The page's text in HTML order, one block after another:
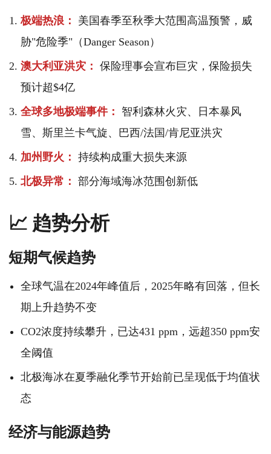
极端热浪：
美国春季至秋季大范围高温预警，威
胁"危险季"（Danger Season）
澳大利亚洪灾： 保险理事会宣布巨灾，保险损失
预计超$4亿
全球多地极端事件：
智利森林火灾、日本暴风
雪、斯里兰卡气旋、巴西/法国/肯尼亚洪灾
加州野火： 持续构成重大损失来源
北极异常： 部分海域海冰范围创新低
📈 趋势分析
短期气候趋势
全球气温在2024年峰值后，2025年略有回落，但长
期上升趋势不变
CO2浓度持续攀升，已达431 ppm，远超350 ppm安
全阈值
北极海冰在夏季融化季节开始前已呈现低于均值状
态
经济与能源趋势